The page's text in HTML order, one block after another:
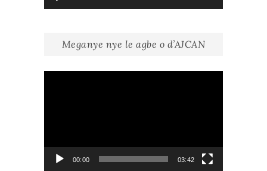
audio
Meganye nye le agbe o d’AJCAN
00:00 03:42